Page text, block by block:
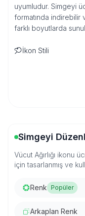
uyumludur. Simgeyi
formatında
farklı boyutlarda
İkon Stili
Simgeyi
Vücut Ağırlığı ikonu
için tasarlanmış ve
Renk Popüler
Arkaplan Renk